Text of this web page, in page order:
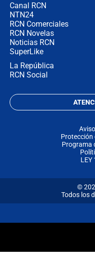
Canal RCN
NTN24
RCN Comerciales
RCN Novelas
Noticias RCN
SuperLike
La República
RCN Social
Protección
Programa
LEY
©
Todos los